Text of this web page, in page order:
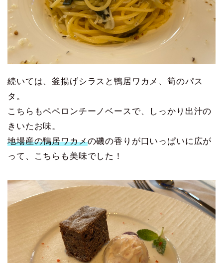
続いては、釜揚げシラスと鴨居ワカメ、筍のパス
タ。
こちらもペペロンチーノベースで、しっかり出汁の
きいたお味。
地場産の鴨居ワカメの磯の香りが口いっぱいに広が
って、こちらも美味でした！